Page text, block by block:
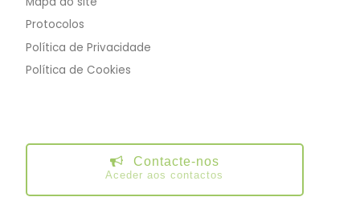
Protocolos
Política de Privacidade
Política de Cookies
Contacte-nos
Aceder aos contactos